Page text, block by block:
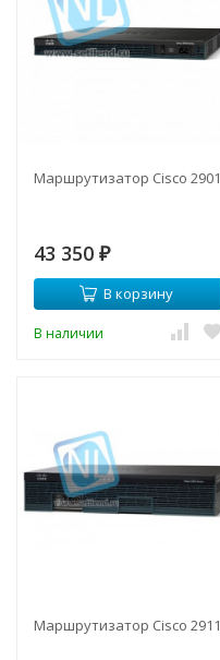
Маршрутизатор Cisco 2901
43 350 ₽
В корзину
В наличии
Маршрутизатор Cisco 2911